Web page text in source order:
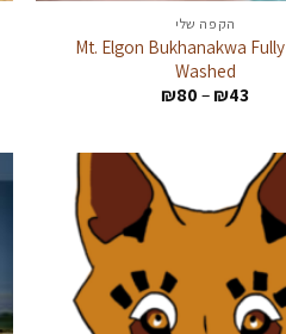
הקפה שלי
אוגנדה Mt. Elgon Bukhanakwa Fully
Washed
₪43
–
₪80 טווח